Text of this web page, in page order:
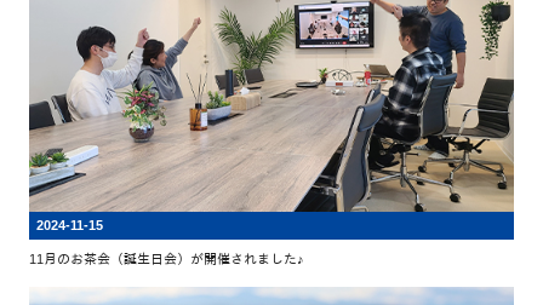
2024-11-15
11月のお茶会（誕生日会）が開催されました♪